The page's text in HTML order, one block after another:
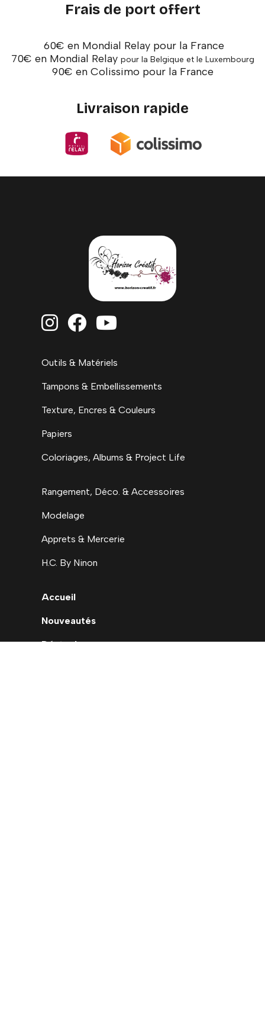
Frais de port offert
60€ en Mondial Relay pour la France
70€ en Mondial Relay pour la Belgique et le Luxembourg
90€ en Colissimo pour la France
Livraison rapide
  
Outils & Matériels
Tampons & Embellissements
Texture, Encres & Couleurs
Papiers
Coloriages, Albums & Project Life
Rangement, Déco. & Accessoires
Modelage
Apprets & Mercerie
H.C. By Ninon
Accueil
Nouveautés
Déstockage